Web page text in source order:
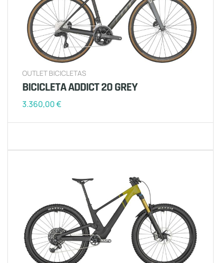
OUTLET BICICLETAS
BICICLETA ADDICT 20 GREY
3.360,00€